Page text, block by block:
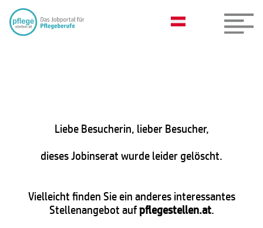
Liebe Besucherin, lieber Besucher,
dieses Jobinserat wurde leider gelöscht.
Vielleicht finden Sie ein anderes interessantes
Stellenangebot aufpflegestellen.at.